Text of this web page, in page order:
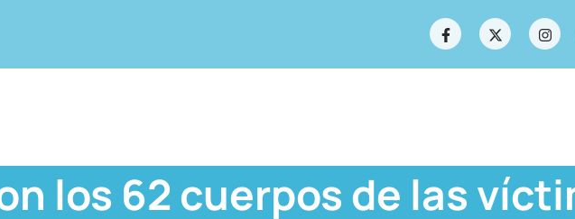
los 62 cuerpos de las